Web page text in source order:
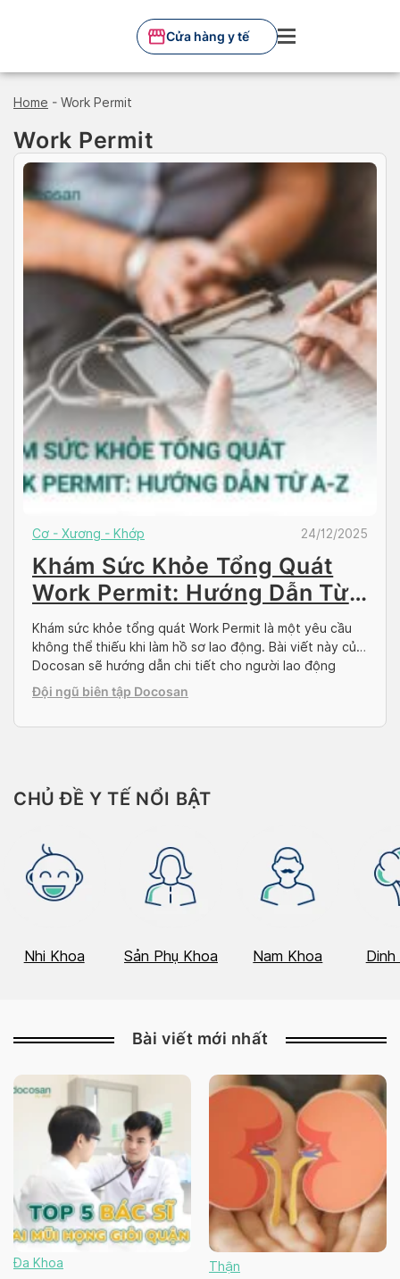
Cửa hàng y tế
Home - Work Permit
Work Permit
Cơ - Xương - Khớp 24/12/2025
Khám Sức Khỏe Tổng Quát
Work Permit: Hướng Dẫn Từ
A-Z
Khám sức khỏe tổng quát Work Permit là một yêu cầu
không thể thiếu khi làm hồ sơ lao động. Bài viết này của
Docosan sẽ hướng dẫn chi tiết cho người lao động
nước ngoài tại Việt Nam và người Việt đi làm việc ở
nước ngoài về quy trình, chi phí, và những […]
Đội ngũ biên tập Docosan
CHỦ ĐỀ Y TẾ NỔI BẬT
Nhi Khoa Sản Phụ Khoa Nam Khoa Dinh
Bài viết mới nhất
Đa Khoa Thận